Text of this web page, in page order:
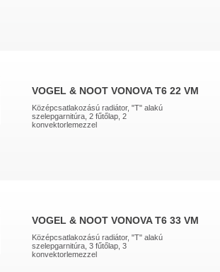
VOGEL & NOOT VONOVA T6 22 VM
Középcsatlakozású radiátor, "T" alakú
szelepgarnitúra, 2 fűtőlap, 2
konvektorlemezzel
VOGEL & NOOT VONOVA T6 33 VM
Középcsatlakozású radiátor, "T" alakú
szelepgarnitúra, 3 fűtőlap, 3
konvektorlemezzel